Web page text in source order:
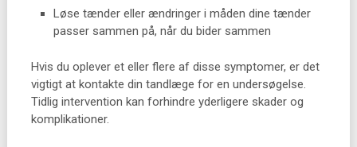
Løse tænder eller ændringer i måden dine tænder
passer sammen på, når du bider sammen
Hvis du oplever et eller flere af disse symptomer, er det
vigtigt at kontakte din tandlæge for en undersøgelse.
Tidlig intervention kan forhindre yderligere skader og
komplikationer.